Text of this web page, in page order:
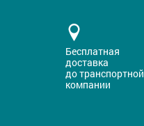
Бесплатная
доставка
до транспортной
компании